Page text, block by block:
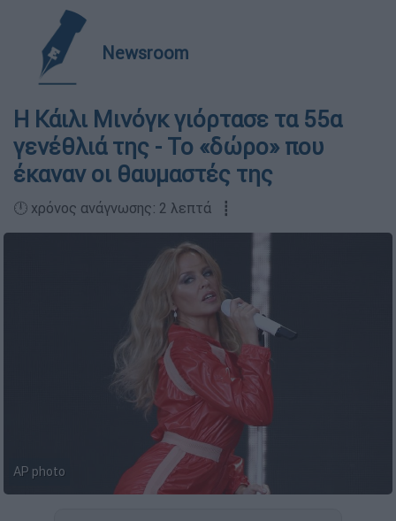
Newsroom
Η Κάιλι Μινόγκ γιόρτασε τα 55α
γενέθλιά της - Το «δώρο» που
έκαναν οι θαυμαστές της
🕛 χρόνος ανάγνωσης: 2 λεπτά ┋
ΑP photo